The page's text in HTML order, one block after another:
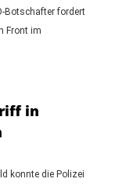
Botschafter fordert
Front im
in
konnte die Polizei